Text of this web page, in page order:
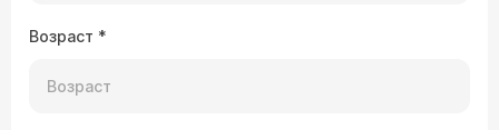
Возраст *